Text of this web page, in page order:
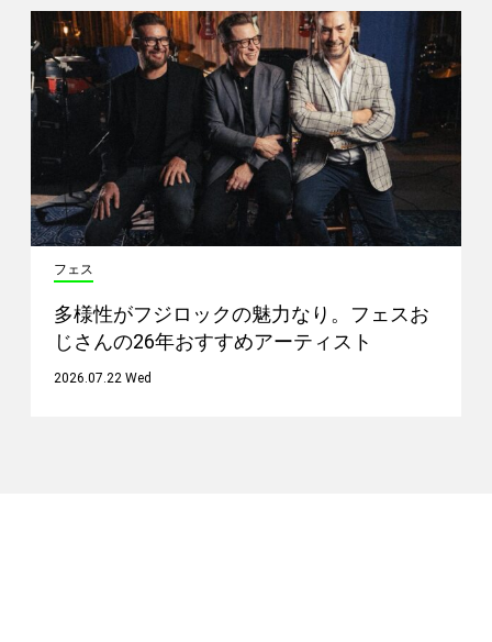
フェス
多様性がフジロックの魅力なり。フェスお
じさんの26年おすすめアーティスト
2026.07.22 Wed